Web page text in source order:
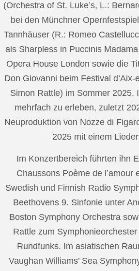
(Orchestra of St. Luke’s, L.:
bei den Münchner
Tannhäuser (R.: Romeo
als Sharpless in Puccinis
Opera House London sowie die
Don Giovanni beim Festival
Simon Rattle) im Sommer 2025.
mehrfach zu erleben, zuletzt
Neuproduktion von Nozze di
2025 mit einem
Im Konzertbereich führten ihn
Chaussons Poème de l’amour
Swedish und Finnish Radio
Beethovens 9. Sinfonie unter
Boston Symphony Orchestra
Rattle zum
Rundfunks. Im asiatischen
Vaughan Williams’ Sea